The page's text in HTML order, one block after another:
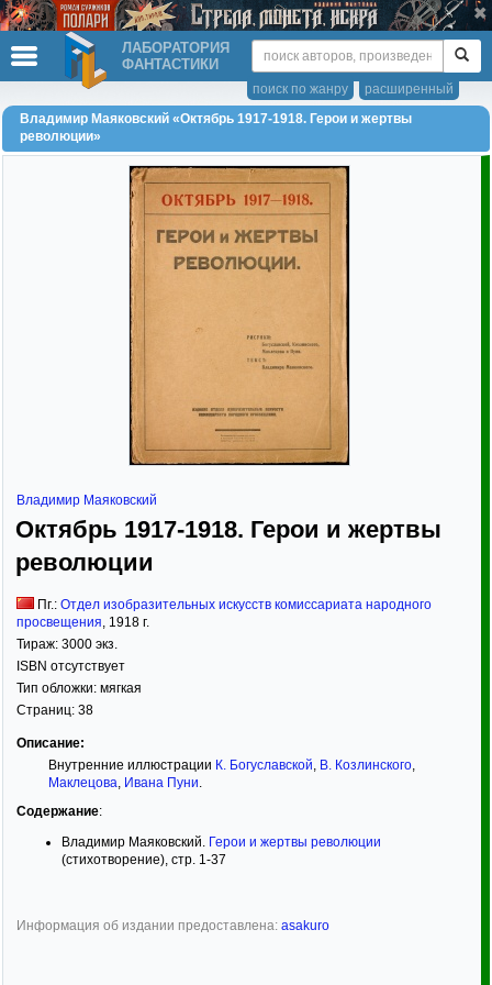
ЛАБОРАТОРИЯ
ФАНТАСТИКИ
расширенный
поиск по жанру
Владимир Маяковский «Октябрь 1917-1918. Герои и жертвы
революции»
Владимир Маяковский
Октябрь 1917-1918. Герои и жертвы
революции
Пг.: Отдел изобразительных искусств комиссариата народного
просвещения, 1918 г.
Тираж: 3000 экз.
ISBN отсутствует
Тип обложки: мягкая
Страниц: 38
Описание:
Внутренние иллюстрации К. Богуславской, В. Козлинского,
Маклецова, Ивана Пуни.
Содержание:
Владимир Маяковский. Герои и жертвы революции
(стихотворение), стр. 1-37
Информация об издании предоставлена: asakuro